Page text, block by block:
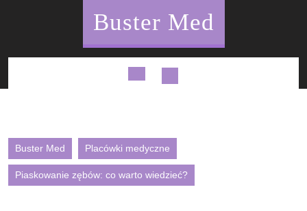
Buster Med
Open
Buster Med Placówki medyczne
Piaskowanie zębów: co warto wiedzieć?